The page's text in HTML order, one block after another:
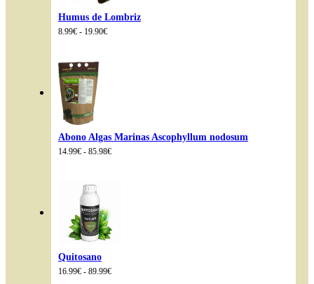
Humus de Lombriz
8.99€ - 19.90€Rango
Abono Algas Marinas Ascophyllum nodosum
14.99€ - 85.98€Rango
Quitosano
16.99€ - 89.99€Rango